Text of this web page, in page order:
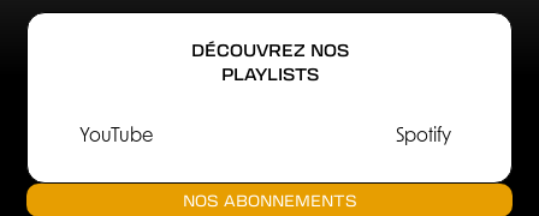
DÉCOUVREZ NOS
PLAYLISTS
YouTube Spotify
NOS ABONNEMENTS